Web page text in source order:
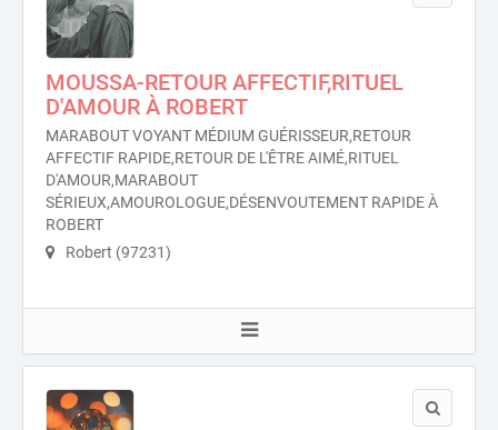
MOUSSA-RETOUR AFFECTIF,RITUEL
D'AMOUR À ROBERT
MARABOUT VOYANT MÉDIUM GUÉRISSEUR,RETOUR
AFFECTIF RAPIDE,RETOUR DE L'ÊTRE AIMÉ,RITUEL
D'AMOUR,MARABOUT
SÉRIEUX,AMOUROLOGUE,DÉSENVOUTEMENT RAPIDE À
ROBERT
Robert (97231)